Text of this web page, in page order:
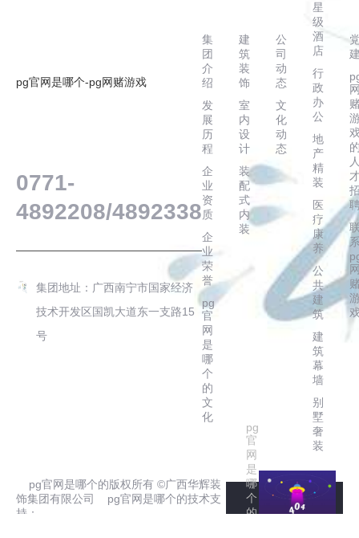
pg官网是哪个-pg网赌游戏
0771-
4892208/4892338
集团地址：广西南宁市国家经济
技术开发区国凯大道东一支路15
号
集
团
介
绍
发
展
历
程
企
业
资
质
企
业
荣
誉
pg
官
网
是
哪
个
的
文
化
建
筑
装
饰
室
内
设
计
装
配
式
内
装
公
司
动
态
文
化
动
态
星
级
酒
店
行
政
办
公
地
产
精
装
医
疗
康
养
公
共
建
筑
建
筑
幕
墙
别
墅
奢
装
pg官网是哪个的版权所有 ©广西华辉装
饰集团有限公司 pg官网是哪个的技术支
持：
pg
官
网
是
哪
个
的